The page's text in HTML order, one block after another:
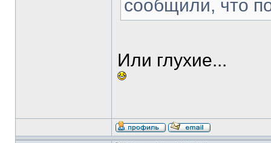
сообщили, что
Или глухие...